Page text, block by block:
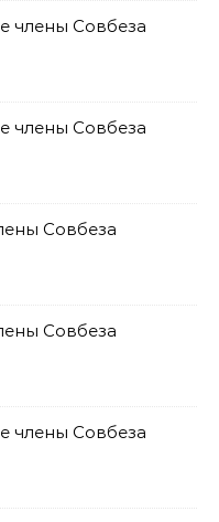
члены Совбеза
члены Совбеза
Совбеза
Совбеза
члены Совбеза